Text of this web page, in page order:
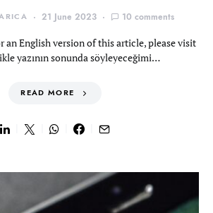
21 June 2023 10 comments
an English version of this article, please visit
yazının sonunda söyleyeceğimi…
READ MORE